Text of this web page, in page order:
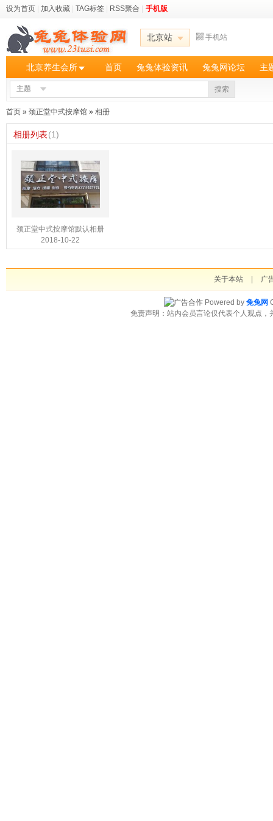
设为首页 加入收藏 TAG标签 RSS聚合 手机版
北京站 手机站
北京养生会所 首页 兔兔体验资讯 兔兔网论坛 主
主题 搜索
首页 » 颈正堂中式按摩馆 » 相册
相册列表(1)
颈正堂中式按摩馆默认相册
2018-10-22
关于本站 广
Powered by 兔兔网
免责声明：站内会员言论仅代表个人观点